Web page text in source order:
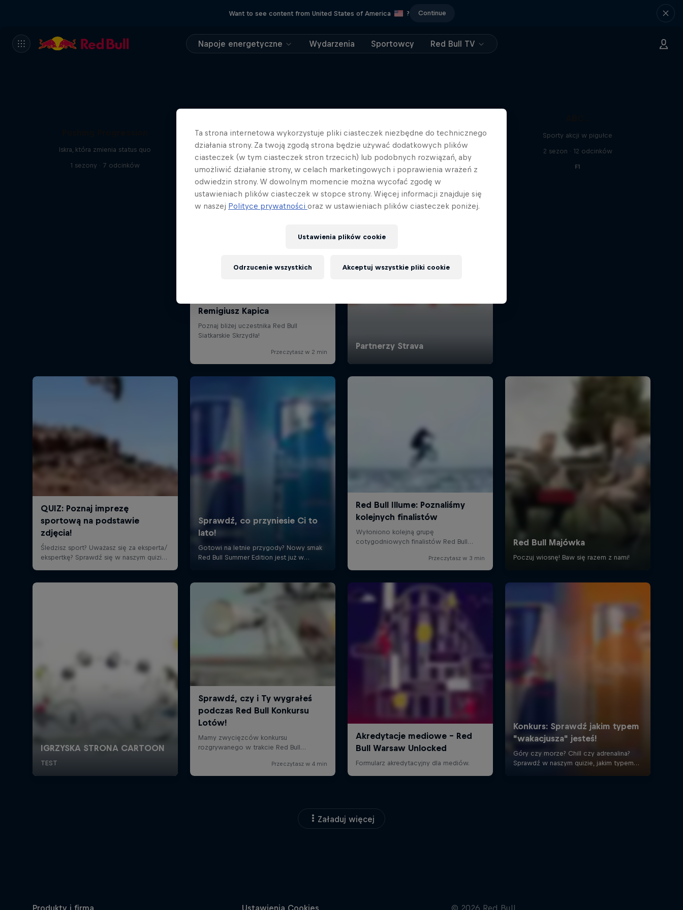
Want to see content from United States of America ? Continue
Napoje energetyczne Wydarzenia Sportowcy Red Bull TV
Więcej podobnych
Iskra, która zmienia status quo
1 sezony · 7 odcinków
Sporty akcji w pigułce
2 sezon · 12 odcinków
F1
Załaduj więcej
Ta strona internetowa wykorzystuje pliki ciasteczek niezbędne do technicznego
działania strony. Za twoją zgodą strona będzie używać dodatkowych plików
ciasteczek (w tym ciasteczek stron trzecich) lub podobnych rozwiązań, aby
umożliwić działanie strony, w celach marketingowych i poprawienia wrażeń z
odwiedzin strony. W dowolnym momencie można wycofać zgodę w
ustawieniach plików ciasteczek w stopce strony. Więcej informacji znajduje się
w naszej Polityce prywatności oraz w ustawieniach plików ciasteczek poniżej.
Ustawienia plików cookie
Odrzucenie wszystkich Akceptuj wszystkie pliki cookie